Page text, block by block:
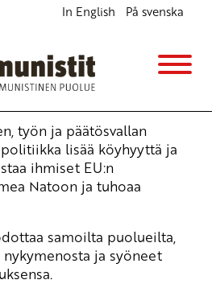
In English På svenska
2007: JAKO UUSIKSI!
työn ja päätösvallan
lisää köyhyyttä ja
ihmiset EU:n
Natoon ja tuhoaa
samoilta puolueilta,
nykymenosta ja syöneet